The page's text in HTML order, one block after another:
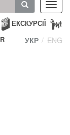
ЕКСКУРСІЇ
УКР ENG